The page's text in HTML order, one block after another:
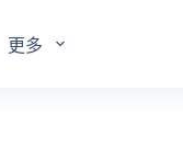
更多